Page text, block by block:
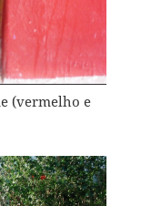
(vermelho e